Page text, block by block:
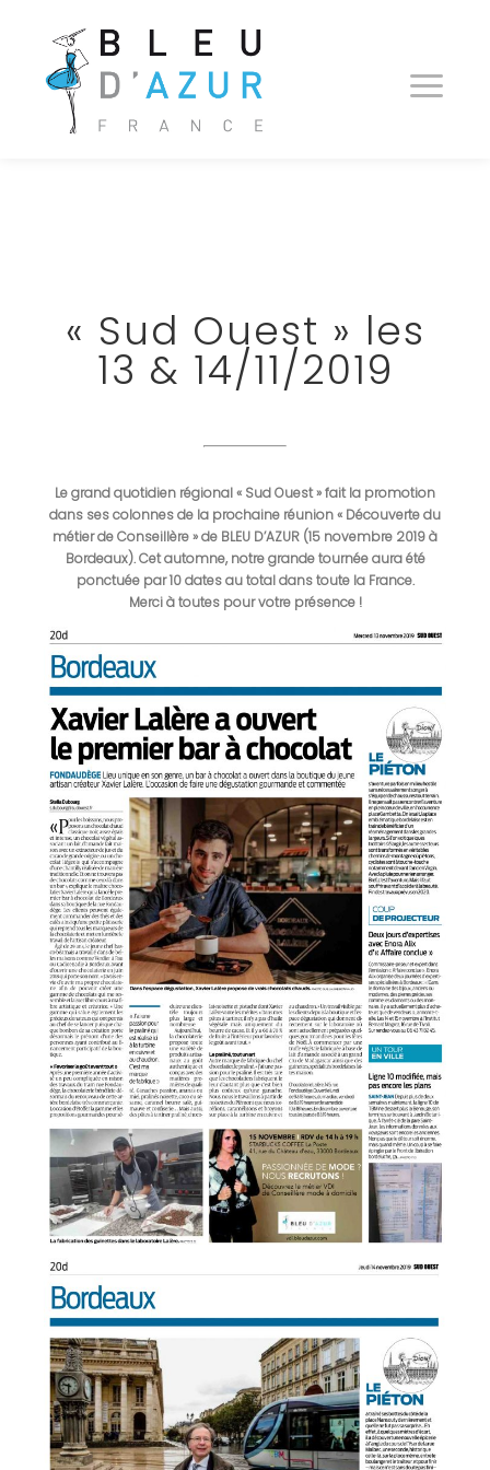
« Sud Ouest » les
13 & 14/11/2019
Le grand quotidien régional « Sud Ouest » fait la promotion
dans ses colonnes de la prochaine réunion « Découverte du
métier de Conseillère » de BLEU D’AZUR (15 novembre 2019 à
Bordeaux). Cet automne, notre grande tournée aura été
ponctuée par 10 dates au total dans toute la France.
Merci à toutes pour votre présence !